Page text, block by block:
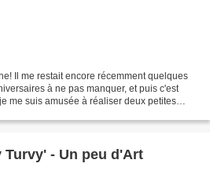
Il me restait encore récemment quelques
à ne pas manquer, et puis c'est
me suis amusée à réaliser deux petites
- Un peu d'Art